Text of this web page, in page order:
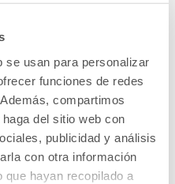
se usan para personalizar
funciones de redes
compartimos
del sitio web con
publicidad y análisis
con otra información
hayan recopilado a
nutrición, nuestros
encantados de
sumándote al estilo de
.